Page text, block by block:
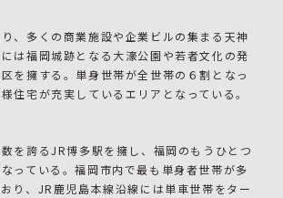
、多くの商業施設や企業ビルの集まる天神
は福岡城跡となる大濠公園や若者文化の発
を擁する。単身世帯が全世帯の６割となっ
住宅が充実しているエリアとなっている。
を誇るJR博多駅を擁し、福岡のもうひとつ
っている。福岡市内で最も単身者世帯が多
り、JR鹿児島本線沿線には単車世帯をター